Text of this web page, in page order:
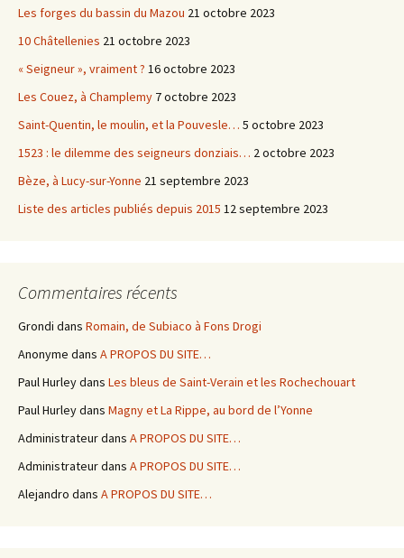
Les forges du bassin du Mazou 21 octobre 2023
10 Châtellenies 21 octobre 2023
« Seigneur », vraiment ? 16 octobre 2023
Les Couez, à Champlemy 7 octobre 2023
Saint-Quentin, le moulin, et la Pouvesle… 5 octobre 2023
1523 : le dilemme des seigneurs donziais… 2 octobre 2023
Bèze, à Lucy-sur-Yonne 21 septembre 2023
Liste des articles publiés depuis 2015 12 septembre 2023
Commentaires récents
Grondi dans Romain, de Subiaco à Fons Drogi
Anonyme dans A PROPOS DU SITE…
Paul Hurleydans Les bleus de Saint-Verain et les Rochechouart
Paul Hurleydans Magny et La Rippe, au bord de l’Yonne
Administrateurdans A PROPOS DU SITE…
Administrateurdans A PROPOS DU SITE…
Alejandro dans A PROPOS DU SITE…